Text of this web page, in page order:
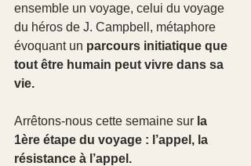
ensemble un voyage, celui du voyage
du héros de J. Campbell, métaphore
évoquant un parcours initiatique que
tout être humain peut vivre dans sa
vie.
Arrêtons-nous cette semaine sur la
1ère étape du voyage : l’appel, la
résistance à l’appel.